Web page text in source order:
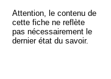
Attention, le contenu de
cette fiche ne reflète
pas nécessairement le
dernier état du savoir.